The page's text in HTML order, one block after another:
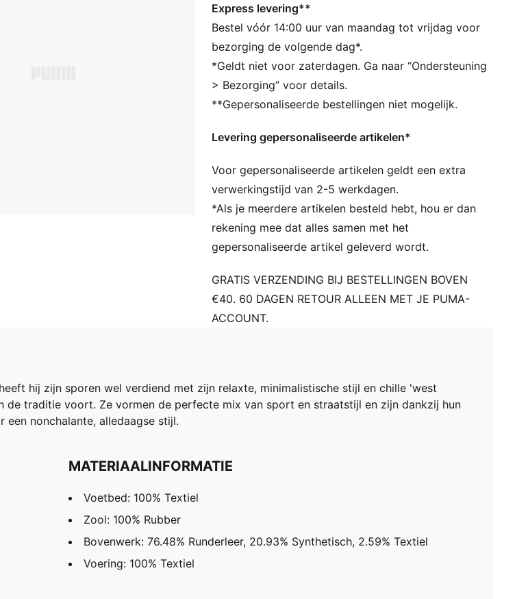
DETAILS
Normale pasvorm
Afgeronde neus
Vetersluiting
Type hak: Plat
PUMA-merkdetails
76,48% runderleer, 20,93% synthetisch materiaal,
Express levering**
Bestel vóór 14:00 uur van maandag tot vrijdag voor
bezorging de volgende dag*.
*Geldt niet voor zaterdagen. Ga naar “Ondersteuning
> Bezorging” voor details.
**Gepersonaliseerde bestellingen niet mogelijk.
Levering gepersonaliseerde artikelen*
Voor gepersonaliseerde artikelen geldt een extra
verwerkingstijd van 2-5 werkdagen.
*Als je meerdere artikelen besteld hebt, hou er dan
rekening mee dat alles samen met het
gepersonaliseerde artikel geleverd wordt.
GRATIS VERZENDING BIJ BESTELLINGEN BOVEN
€40. 60 DAGEN RETOUR ALLEEN MET JE PUMA-
ACCOUNT.
hij zijn sporen wel verdiend met zijn relaxte, minimalistische stijl en chille 'west
traditie voort. Ze vormen de perfecte mix van sport en straatstijl en zijn dankzij hun
nonchalante, alledaagse stijl.
MATERIAALINFORMATIE
Voetbed: 100% Textiel
Zool: 100% Rubber
Bovenwerk: 76.48% Runderleer, 20.93% Synthetisch, 2.59% Textiel
Voering: 100% Textiel